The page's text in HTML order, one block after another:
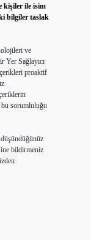
kişiler ile isim
bilgiler taslak
ve
Yer Sağlayıcı
proaktif
bu sorumluluğu
bildirmeniz